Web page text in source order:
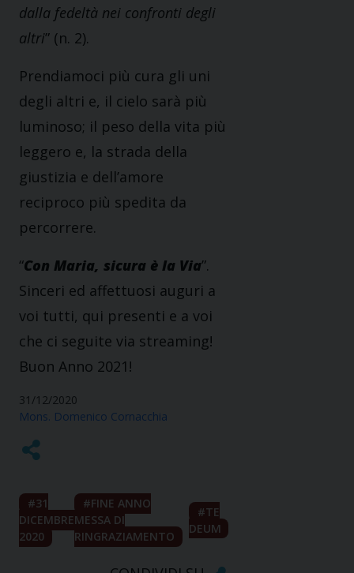
dalla fedeltà nei confronti degli
altri” (n. 2).
Prendiamoci più cura gli uni
degli altri e, il cielo sarà più
luminoso; il peso della vita più
leggero e, la strada della
giustizia e dell’amore
reciproco più spedita da
percorrere.
“Con Maria, sicura è la Via”.
Sinceri ed affettuosi auguri a
voi tutti, qui presenti e a voi
che ci seguite via streaming!
Buon Anno 2021!
31/12/2020
Mons. Domenico Cornacchia
31
DICEMBRE
2020
FINE ANNO
MESSA DI
RINGRAZIAMENTO
TE
DEUM